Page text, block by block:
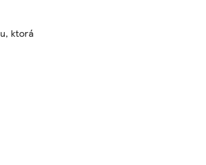
ktorá